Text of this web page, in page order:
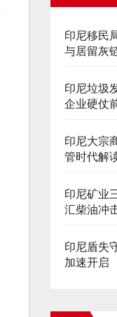
印尼移民
与居留灰
印尼垃圾
企业硬仗
印尼大宗
管时代解
印尼矿业
汇柴油冲
印尼盾失
加速开启